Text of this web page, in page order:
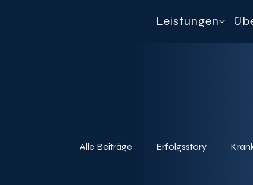
Leistungen
Alle Beiträge Erfolgsstory